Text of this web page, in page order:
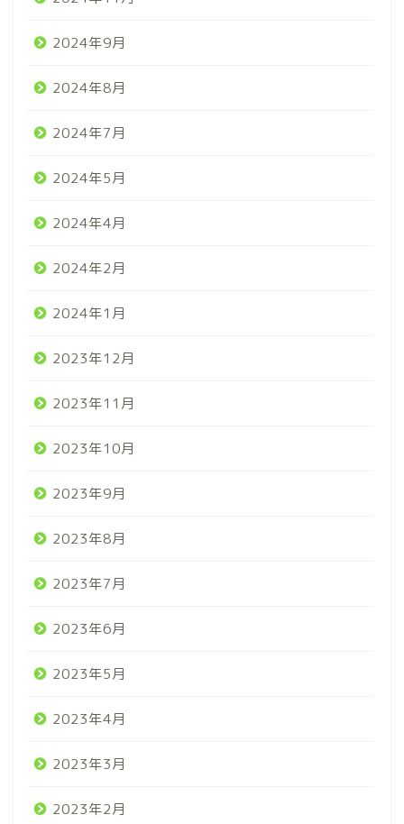
2024年9月
2024年8月
2024年7月
2024年5月
2024年4月
2024年2月
2024年1月
2023年12月
2023年11月
2023年10月
2023年9月
2023年8月
2023年7月
2023年6月
2023年5月
2023年4月
2023年3月
2023年2月